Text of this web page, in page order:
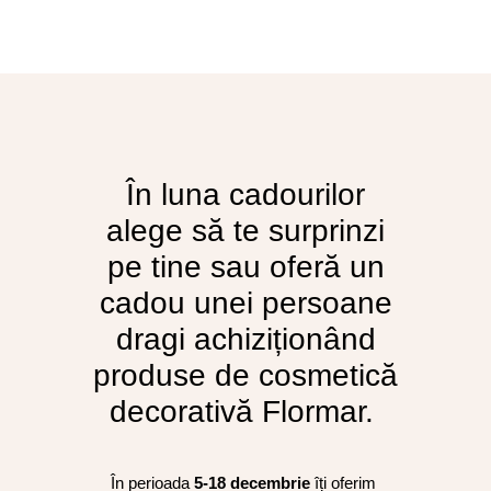
În luna cadourilor
alege să te surprinzi
pe tine sau oferă un
cadou unei persoane
dragi achiziționând
produse de cosmetică
decorativă Flormar.
În perioada 5-18 decembrieîți oferim